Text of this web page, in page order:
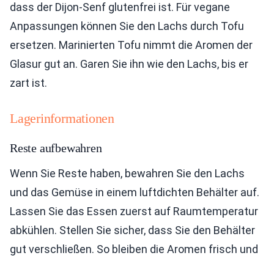
dass der Dijon-Senf glutenfrei ist. Für vegane
Anpassungen können Sie den Lachs durch Tofu
ersetzen. Marinierten Tofu nimmt die Aromen der
Glasur gut an. Garen Sie ihn wie den Lachs, bis er
zart ist.
Lagerinformationen
Reste aufbewahren
Wenn Sie Reste haben, bewahren Sie den Lachs
und das Gemüse in einem luftdichten Behälter auf.
Lassen Sie das Essen zuerst auf Raumtemperatur
abkühlen. Stellen Sie sicher, dass Sie den Behälter
gut verschließen. So bleiben die Aromen frisch und